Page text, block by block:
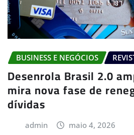
BUSINESS E NEGÓCIOS
Desenrola Brasil 2.0
mira nova fase de
dívidas
admin maio 4, 2026